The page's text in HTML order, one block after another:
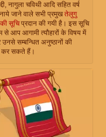
नागुला चविथी आदि सहित वर्ष
जाने वाले सभी प्रमुखतेलुगु
की सूचिप्रदान की गयी है। इस सूचि
से आप आगामी त्यौहारों के विषय में
उनसे सम्बन्धित अनुष्ठानों की
कर सकते हैं।